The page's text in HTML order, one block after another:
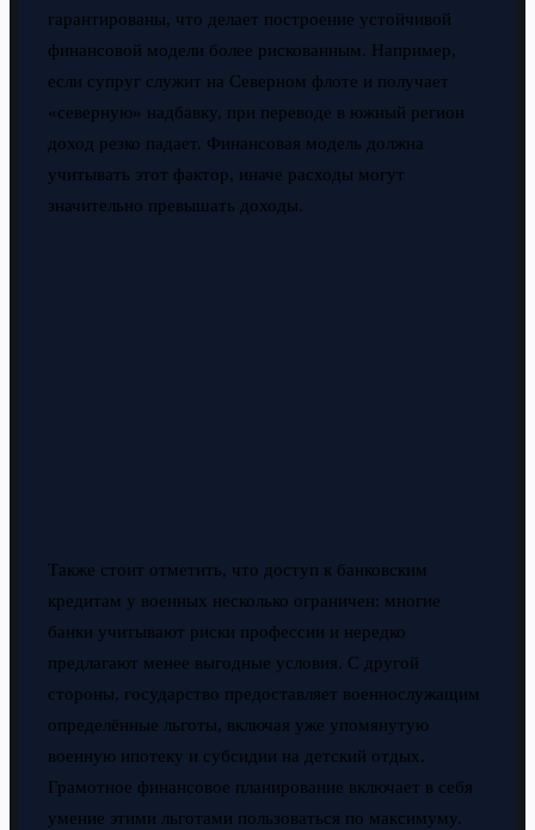
гарантированы, что делает построение устойчивой
финансовой модели более рискованным. Например,
если супруг служит на Северном флоте и получает
«северную» надбавку, при переводе в южный регион
доход резко падает. Финансовая модель должна
учитывать этот фактор, иначе расходы могут
значительно превышать доходы.
Также стоит отметить, что доступ к банковским
кредитам у военных несколько ограничен: многие
банки учитывают риски профессии и нередко
предлагают менее выгодные условия. С другой
стороны, государство предоставляет военнослужащим
определённые льготы, включая уже упомянутую
военную ипотеку и субсидии на детский отдых.
Грамотное финансовое планирование включает в себя
умение этими льготами пользоваться по максимуму.